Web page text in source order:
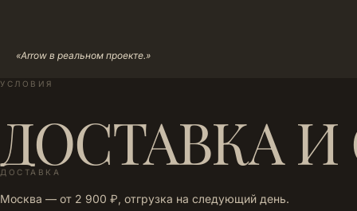
«Arrow в реальном проекте.»
УСЛОВИЯ
ДОСТАВКА
ДОСТАВКА
Москва — от 2 900 ₽, отгрузка на следующий день.